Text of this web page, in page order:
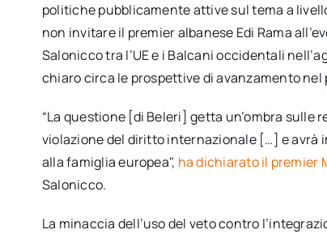
politiche pubblicamente attive sul tema a
non invitare il premier albanese Edi Rama
Salonicco tra l’UE e i Balcani occidentali
chiaro circa le prospettive di avanzamento nel
“La questione [di Beleri] getta un’ombra
violazione del diritto internazionale […] e avrà
alla famiglia europea", ha dichiarato il premier
Salonicco.
La minaccia dell’uso del veto contro